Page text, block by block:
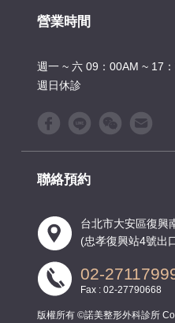
營業時間
週一 ~ 六 09：00AM ~ 17
週日休診
聯絡預約
台北市大安區復興
(忠孝復興站4號出
02-
Fax : 02-27790668
版權所有 ©諾美整形外科診所